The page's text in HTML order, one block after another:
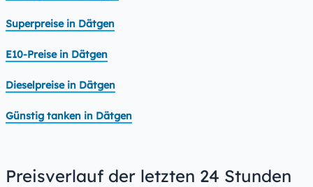
Superpreise in Dätgen
E10-Preise in Dätgen
Dieselpreise in Dätgen
Günstig tanken in Dätgen
Preisverlauf der letzten 24 Stunden